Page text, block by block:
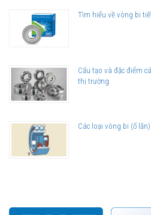
Tìm hiểu về vòng bi
Cấu tạo và đặc điểm
thị trường
Các loại vòng bi (ổ